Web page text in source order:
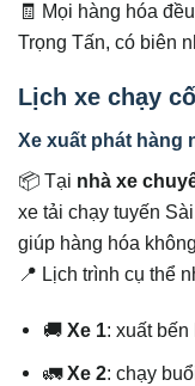
🧾 Mọi hàng hóa
Trọng Tấn, có biên
Lịch xe chạy
Xe xuất phát hàng
📦 Tại nhà xe
xe tải chạy tuyến
giúp hàng hóa
📍 Lịch trình cụ thể
🚚Xe 1: xuất
🚛Xe 2: chạy